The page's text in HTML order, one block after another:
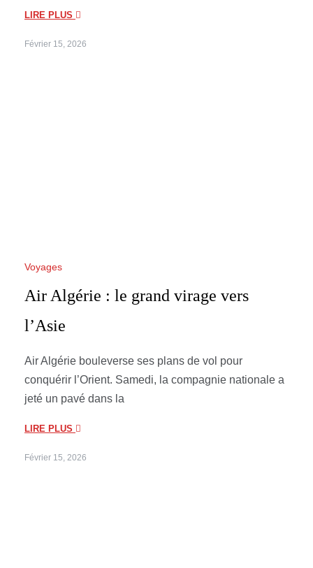
LIRE PLUS
Février 15, 2026
Voyages
Air Algérie : le grand virage vers
l’Asie
Air Algérie bouleverse ses plans de vol pour
conquérir l’Orient. Samedi, la compagnie nationale a
jeté un pavé dans la
LIRE PLUS
Février 15, 2026